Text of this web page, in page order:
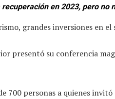
en 2023, pero no
grandes inversiones en
presentó su conferencia
700 personas a quienes